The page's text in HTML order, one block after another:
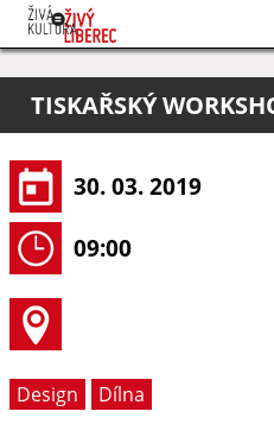
O projektu
Pořadatelé
TISKAŘSKÝ
30. 03. 2019
09:00
Design
Dílna